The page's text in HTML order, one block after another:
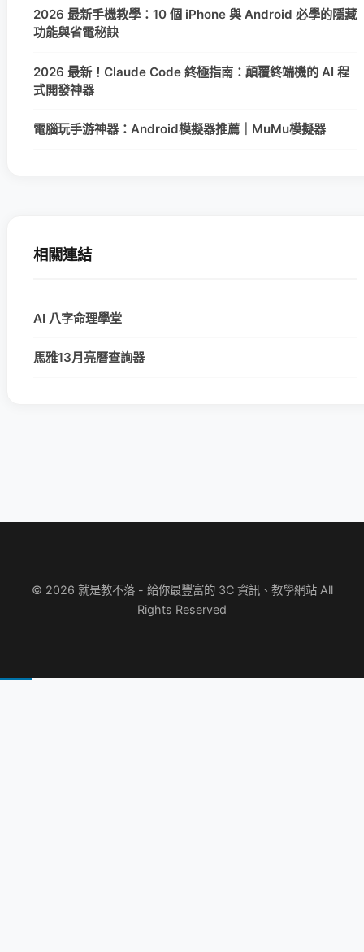
2026 最新手機教學：10 個 iPhone 與 Android 必學的隱藏
功能與省電秘訣
2026 最新！Claude Code 終極指南：顛覆終端機的 AI 程
式開發神器
電腦玩手游神器：Android模擬器推薦｜MuMu模擬器
相關連結
AI 八字命理學堂
馬雅13月亮曆查詢器
© 2026 就是教不落 - 給你最豐富的 3C 資訊、教學網站 All
Rights Reserved